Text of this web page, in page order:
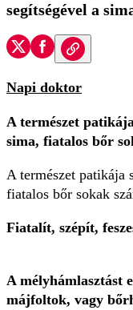
segítségével a
Napi doktor
A természet
sima, fiatalos bőr
A természet patikája
fiatalos bőr sokak
Fiatalít, szépít,
A mélyhámlasztást
májfoltok, vagy